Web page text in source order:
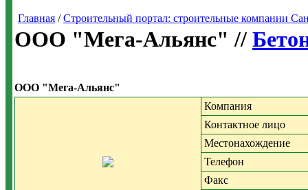
Главная /Строительный портал: строительные компании
ООО "Мега-Альянс" //
ООО "Мега-Альянс"
Компания
Контактное лицо
Местонахождение
Телефон
Факс